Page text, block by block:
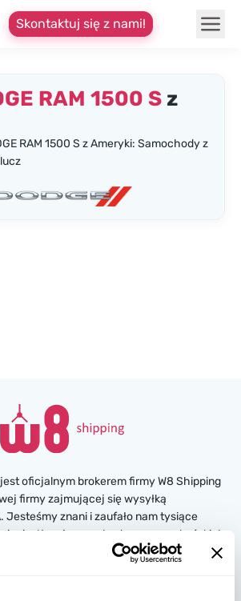
Skontaktuj się z nami!
RAM 1500 S z
RAM 1500 S z Ameryki: Samochody z
oficjalnym brokerem firmy W8 Shipping
firmy zajmującej się wysyłką
Jesteśmy znani i zaufało nam tysiące
Kupuj samochody na amerykańskich
lub w salonach, a my